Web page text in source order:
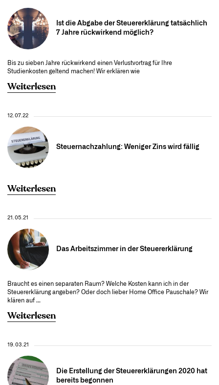
Ist die Abgabe der Steuererklärung tatsächlich
7 Jahre rückwirkend möglich?
Bis zu sieben Jahre rückwirkend einen Verlustvortrag für Ihre
Studienkosten geltend machen! Wir erklären wie
Weiterlesen
12.07.22
Steuernachzahlung: Weniger Zins wird fällig
Weiterlesen
21.05.21
Das Arbeitszimmer in der Steuererklärung
Braucht es einen separaten Raum? Welche Kosten kann ich in der
Steuererklärung angeben? Oder doch lieber Home Office Pauschale? Wir
klären auf ...
Weiterlesen
19.03.21
Die Erstellung der Steuererklärungen 2020 hat
bereits begonnen